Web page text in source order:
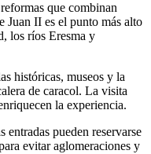
que combinan
Juan II es el punto más alto
los ríos Eresma y
históricas, museos y la
de caracol. La visita
la experiencia.
entradas pueden reservarse
evitar aglomeraciones y